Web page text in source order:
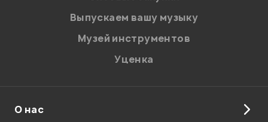
Введите проверочное число:
Отправить
Выпускаем вашу музыку
Музей инструментов
Уценка
О нас